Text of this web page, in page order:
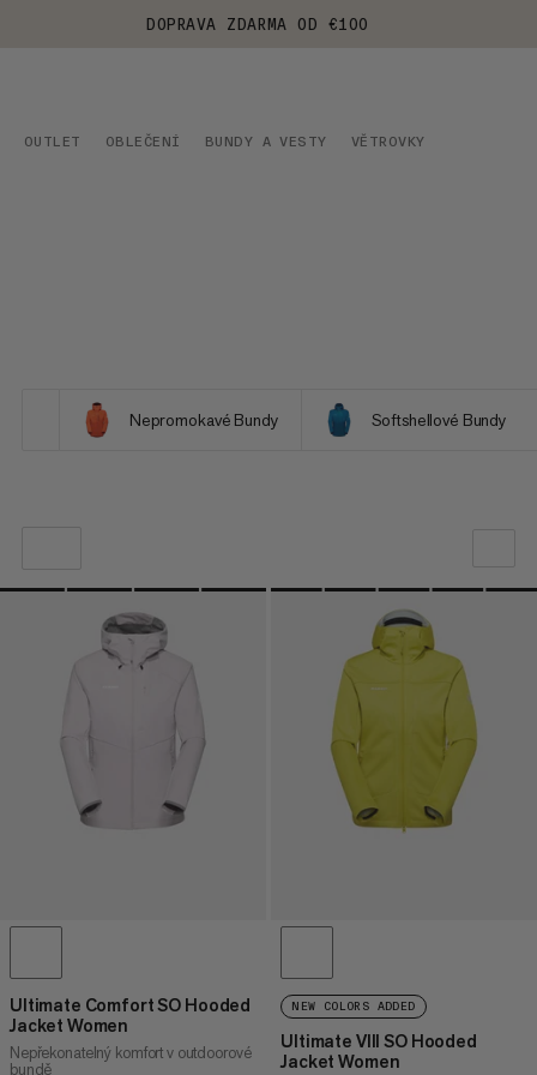
DOPRAVA ZDARMA OD €100
OUTLET OBLEČENÍ BUNDY A VESTY VĚTROVKY
Nepromokavé Bundy Softshellové Bundy
NAŠE DOPORUČENÍ
CENA OD NEJNIŽŠÍ PO NEJVYŠŠÍ
CENA OD NEJVYŠŠÍ PO NEJNIŽŠÍ
CO JE NOVÉHO
Ultimate Comfort SO Hooded
Jacket Women
Nepřekonatelný komfort v outdoorové
bundě
NEW COLORS ADDED
Ultimate VIII SO Hooded
Jacket Women